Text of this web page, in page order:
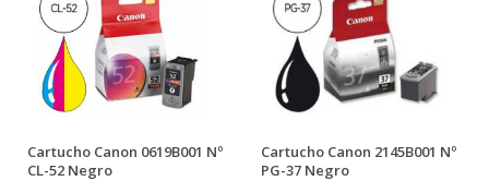
Cartucho Canon 0619B001 Nº
CL-52 Negro
Cartucho Canon 2145B001 Nº
PG-37 Negro